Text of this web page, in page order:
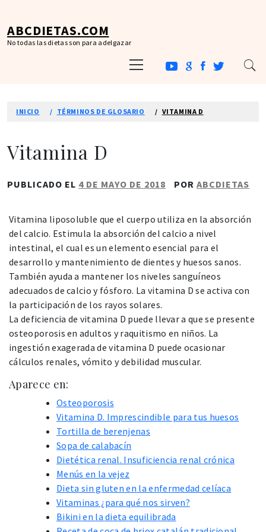
contenido
ABCDIETAS.COM
No todas las dietas son para adelgazar
principal
INICIO TÉRMINOS DE GLOSARIO VITAMINA D
Vitamina D
PUBLICADO EL 4 DE MAYO DE 2018 POR ABCDIETAS
Vitamina liposoluble que el cuerpo utiliza en la absorción
del calcio. Estimula la absorción del calcio a nivel
intestinal, el cual es un elemento esencial para el
desarrollo y mantenimiento de dientes y huesos sanos.
También ayuda a mantener los niveles sanguíneos
adecuados de calcio y fósforo. La vitamina D se activa con
la participación de los rayos solares.
La deficiencia de vitamina D puede llevar a que se presente
osteoporosis en adultos y raquitismo en niños. La
ingestión exagerada de vitamina D puede ocasionar
cálculos renales, vómito y debilidad muscular.
Aparece en:
Osteoporosis
Vitamina D. Imprescindible para tus huesos
Tortilla de berenjenas
Sopa de calabacín
Dietética renal. Insuficiencia renal crónica
Menús en la vejez
Dieta sin gluten en la enfermedad celíaca
Vitaminas ¿para qué nos sirven?
Bikini en la dieta equilibrada